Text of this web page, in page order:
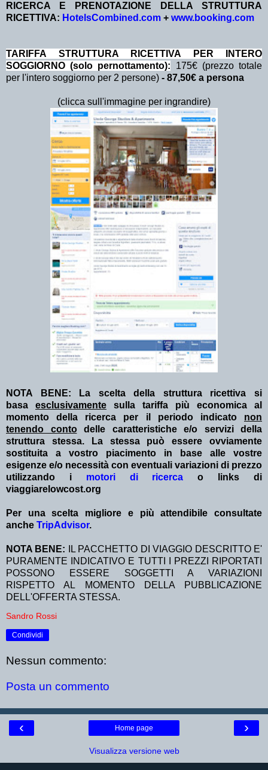
RICERCA E PRENOTAZIONE DELLA STRUTTURA
RICETTIVA: HotelsCombined.com + www.booking.com
TA RIFFA STRUTTURA RICETTIVA PER INTERO
SOGGIORNO (solo pernottamento): 175€ (prezzo totale
per l'intero soggiorno per 2 persone) - 87,50€ a persona
(clicca sull'immagine per ingrandire)
NOTA BENE: La scelta della struttura ricettiva si
basa esclusivamente sulla tariffa più economica al
momento della ricerca per il periodo indicato non
tenendo contodelle caratteristiche e/o servizi della
struttura stessa. La stessa può essere ovviamente
sostituita a vostro piacimento in base alle vostre
esigenze e/o necessità con eventuali variazioni di prezzo
utilizzando i motori di ricerca o links di
viaggiarelowcost.org
Per una scelta migliore e più attendibile consultate
anche TripAdvisor.
NOTA BENE:
IL PACCHETTO DI VIAGGIO DESCRITTO E'
PURAMENTE INDICATIVO E TUTTI I PREZZI RIPORTATI
POSSONO ESSERE SOGGETTI A VARIAZIONI
RISPETTO AL MOMENTO DELLA PUBBLICAZIONE
DELL'OFFERTA STESSA.
Sandro Rossi
Condividi
Nessun commento:
Posta un commento
‹ ›
Home page
Visualizza versione web